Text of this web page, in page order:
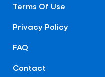
Terms Of Use
Privacy Policy
FAQ
Contact